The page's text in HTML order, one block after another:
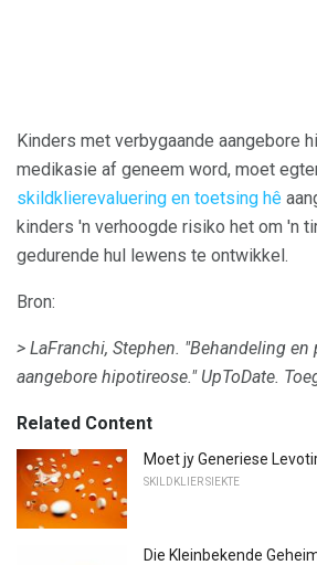
Kinders met verbygaande aangebore
medikasie af geneem word, moet
skildklierevaluering en toetsing hê
kinders 'n verhoogde risiko het om 'n
gedurende hul lewens te ontwikkel.
Bron:
> LaFranchi, Stephen. "Behandeling en
aangebore hipotireose." UpToDate.
Related Content
Moet jy Generiese
SKILDKLIER SIEKTE
Die Kleinbekende